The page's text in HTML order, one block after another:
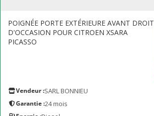
POIGNÉE PORTE EXTÉRIEURE AVANT DROIT
D'OCCASION POUR CITROEN XSARA
PICASSO
Vendeur :SARL BONNIEU
Garantie :24 mois